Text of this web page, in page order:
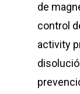
de
control
activity